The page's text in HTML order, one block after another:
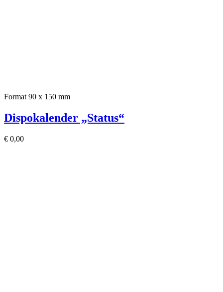
Format 90 x 150 mm
Dispokalender „Status“
€ 0,00